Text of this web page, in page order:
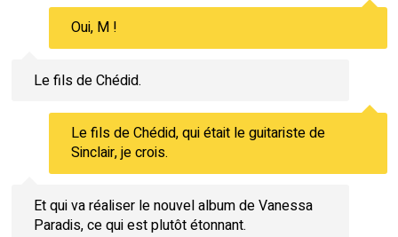
Oui, M !
Le fils de Chédid.
Le fils de Chédid, qui était le guitariste de
Sinclair, je crois.
Et qui va réaliser le nouvel album de Vanessa
Paradis, ce qui est plutôt étonnant.